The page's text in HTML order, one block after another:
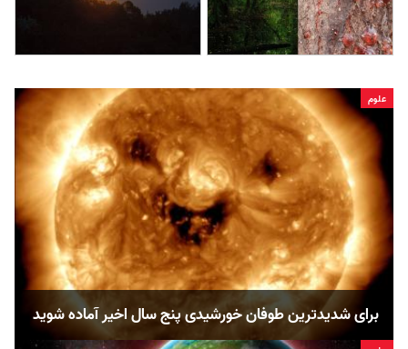
علوم
برای شدیدترین طوفان خورشیدی پنج سال اخیر آماده شوید